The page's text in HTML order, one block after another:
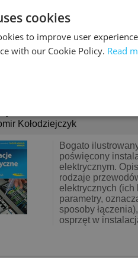
którzy poświęcają
Kołodziejczyk
Bogato
poświęcony
elektrycznym.
rodzaje
elektrycznych (ich
parametry,
sposoby
osprzęt w
cookies
to improve user
with our Cookie Policy. Read